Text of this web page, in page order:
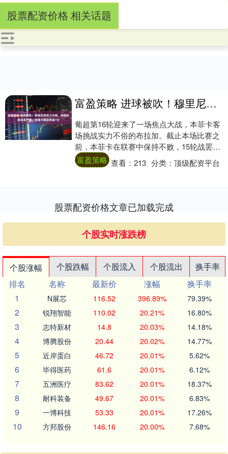
股票配资价格 相关话题
富盈策略 进球被吹！穆里尼奥怒火中烧，争冠形势愈发严峻，本菲卡落后榜首7分
葡超第16轮迎来了一场焦点大战，本菲卡客
场挑战实力不俗的布拉加。截止本场比赛之
前，本菲卡在联赛中保持不败，15轮战罢取
得了10胜5平的优异成绩。然而，尽管未尝
败....
富盈策略 查看：213 分类：顶级配资平台
股票配资价格文章已加载完成
个股实时涨跌榜
个股涨幅 个股跌幅 个股流入 个股流出
换手率
排名
名称 最新价 涨幅
换手率
1
N展芯 116.52 396.89% 79.39%
2 锐翔智能 110.02 20.21% 16.80%
3 志特新材 14.8 20.03% 14.18%
4 博腾股份 20.44 20.02% 14.77%
5 近岸蛋白 46.72 20.01% 5.62%
6 毕得医药 61.6 20.01% 6.12%
7 五洲医疗 83.62 20.01% 18.37%
8 耐科装备 49.67 20.01% 6.83%
9 一博科技 53.33 20.01% 17.26%
10 方邦股份 146.16 20.00% 7.68%